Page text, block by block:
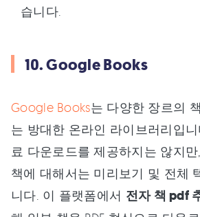
습니다.
10. Google Books
Google Books는 다양한 장르의
는 방대한 온라인 라이브러리입
료 다운로드를 제공하지는 않지
책에 대해서는 미리보기 및 전체
니다. 이 플랫폼에서 전자 책 pdf